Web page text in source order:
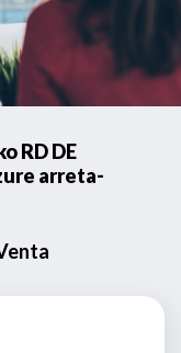
RD DE
arreta-